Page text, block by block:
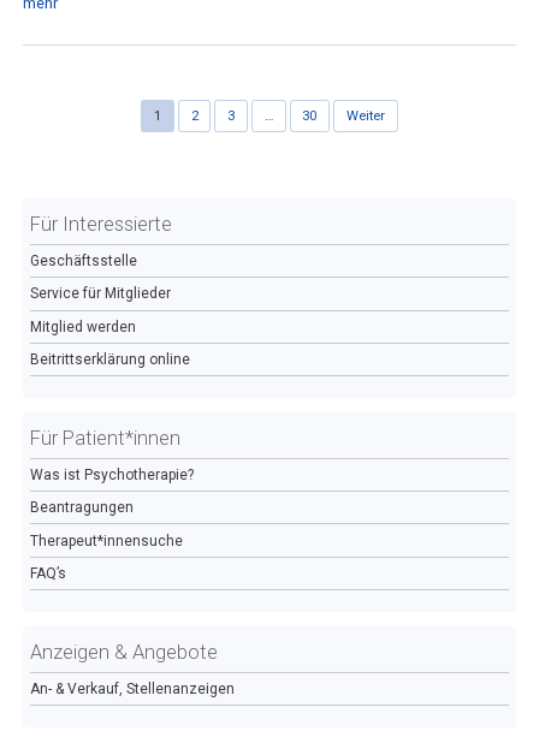
1 2 3 … 30 Weiter
Für Interessierte
Geschäftsstelle
Service für Mitglieder
Mitglied werden
Beitrittserklärung online
Für Patient*innen
Was ist Psychotherapie?
Beantragungen
Therapeut*innensuche
FAQ’s
Anzeigen & Angebote
An- & Verkauf, Stellenanzeigen